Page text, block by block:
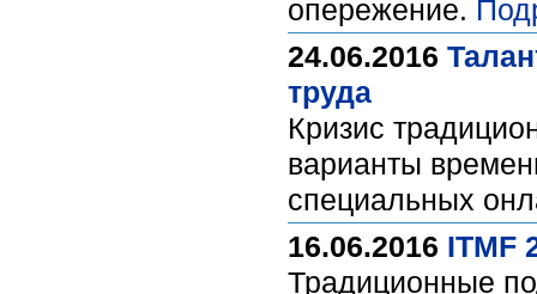
опережение.
24.06.2016
труда
Кризис
варианты
специальных
16.06.2016 ITMF
Традиционные